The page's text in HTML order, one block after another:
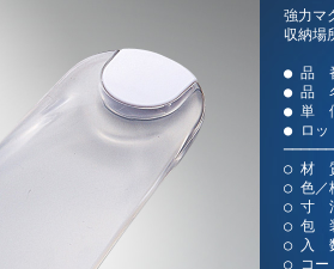
強力マ
収納場
● 品
● 品
● 単
● ロッ
○ 材 質
○ 色／
○ 寸
○ 包
○ 入
○ コー